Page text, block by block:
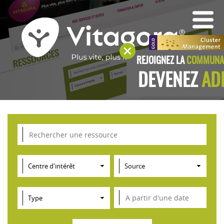
REJOIGNEZ LA
DEVENEZ